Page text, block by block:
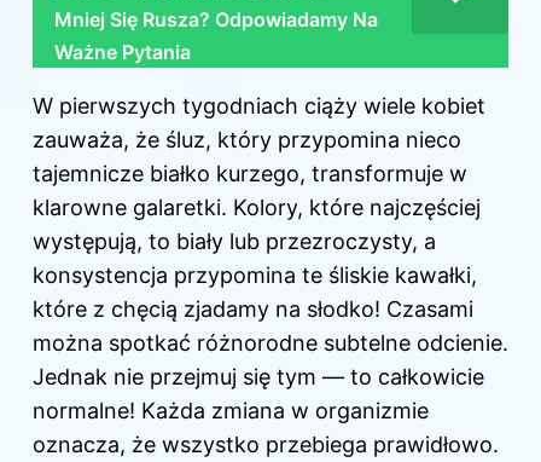
Mniej Się Rusza? Odpowiadamy Na
Ważne Pytania
W pierwszych tygodniach ciąży wiele kobiet
zauważa, że śluz, który przypomina nieco
tajemnicze białko kurzego, transformuje w
klarowne galaretki. Kolory, które najczęściej
występują, to biały lub przezroczysty, a
konsystencja przypomina te śliskie kawałki,
które z chęcią zjadamy na słodko! Czasami
można spotkać różnorodne subtelne odcienie.
Jednak nie przejmuj się tym — to całkowicie
normalne! Każda zmiana w organizmie
oznacza, że wszystko przebiega prawidłowo.